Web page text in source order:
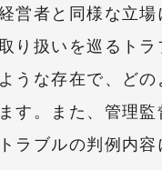
営者と同様な立場
り扱いを巡るトラ
うな存在で、どの
す。また、管理監
ラブルの判例内容